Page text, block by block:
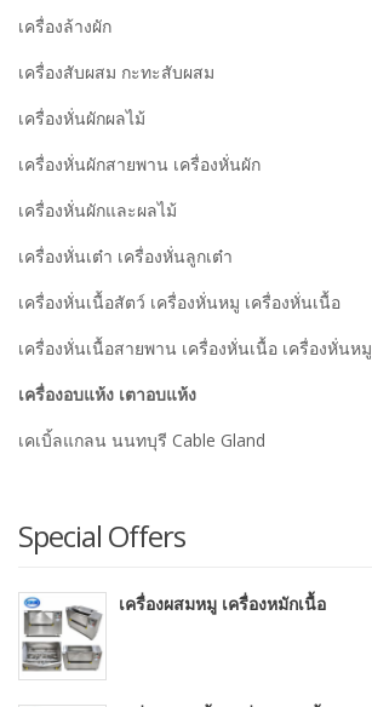
เครื่องล้างผัก
เครื่องสับผสม กะทะสับผสม
เครื่องหั่นผักผลไม้
เครื่องหั่นผักสายพาน เครื่องหั่นผัก
เครื่องหั่นผักและผลไม้
เครื่องหั่นเต๋า เครื่องหั่นลูกเต๋า
เครื่องหั่นเนื้อสัตว์ เครื่องหั่นหมู เครื่องหั่นเนื้อ
เครื่องหั่นเนื้อสายพาน เครื่องหั่นเนื้อ เครื่องหั่นหมู
เครื่องอบแห้ง เตาอบแห้ง
เคเบิ้ลแกลน นนทบุรี Cable Gland
Special Offers
เครื่องผสมหมู เครื่องหมักเนื้อ